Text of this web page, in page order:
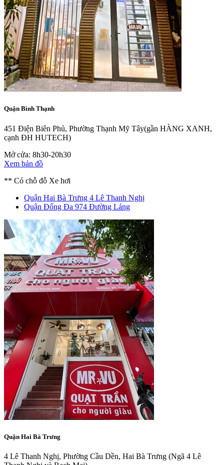
Quận Bình Thạnh
451 Điện Biên Phủ, Phường Thạnh Mỹ Tây(gần HÀNG XANH,
cạnh ĐH HUTECH)
Mở cửa: 8h30-20h30
Xem bản đồ
** Có chỗ đỗ Xe hơi
Quận Hai Bà Trưng 4 Lê Thanh Nghị
Quận Đống Đa 974 Đường Láng
Quận Hai Bà Trưng
4 Lê Thanh Nghị, Phường Cầu Dền, Hai Bà Trưng (Ngã 4 Lê